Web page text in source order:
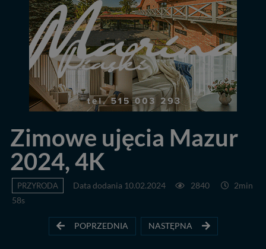
Zimowe ujęcia Mazur
2024, 4K
PRZYRODA Data dodania 10.02.2024 2840
2min
58s
POPRZEDNIA NASTĘPNA